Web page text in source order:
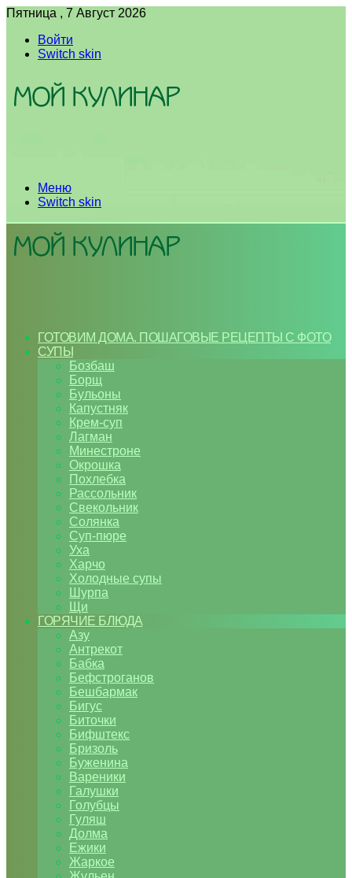
Пятница , 7 Август 2026
Войти
Switch skin
Меню
Switch skin
ГОТОВИМ ДОМА. ПОШАГОВЫЕ РЕЦЕПТЫ С ФОТО
СУПЫ
Бозбаш
Борщ
Бульоны
Капустняк
Крем-суп
Лагман
Минестроне
Окрошка
Похлебка
Рассольник
Свекольник
Солянка
Суп-пюре
Уха
Харчо
Холодные супы
Шурпа
Щи
ГОРЯЧИЕ БЛЮДА
Азу
Антрекот
Бабка
Бефстроганов
Бешбармак
Бигус
Биточки
Бифштекс
Бризоль
Буженина
Вареники
Галушки
Голубцы
Гуляш
Долма
Ежики
Жаркое